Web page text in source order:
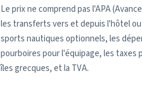
Le prix ne comprend pas l'APA
les transferts vers et depuis l'hôtel
sports nautiques optionnels, les
pourboires pour l'équipage, les taxes
îles grecques, et la TVA.